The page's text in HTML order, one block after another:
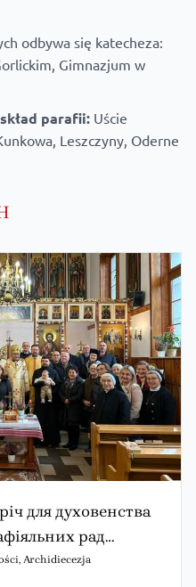
odbywa się katecheza:
Gimnazjum w
parafii: Uście
Leszczyny, Oderne
для духовенства
рад
, Archidiecezja